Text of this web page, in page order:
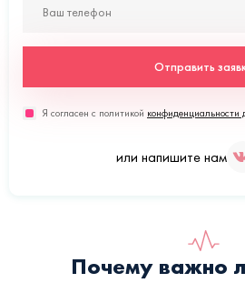
Отправить
Я согласен с политикой конфиденциальности
или напишите нам
Почему важно